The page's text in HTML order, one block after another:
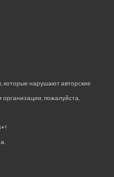
нарушают авторские
пожалуйста,